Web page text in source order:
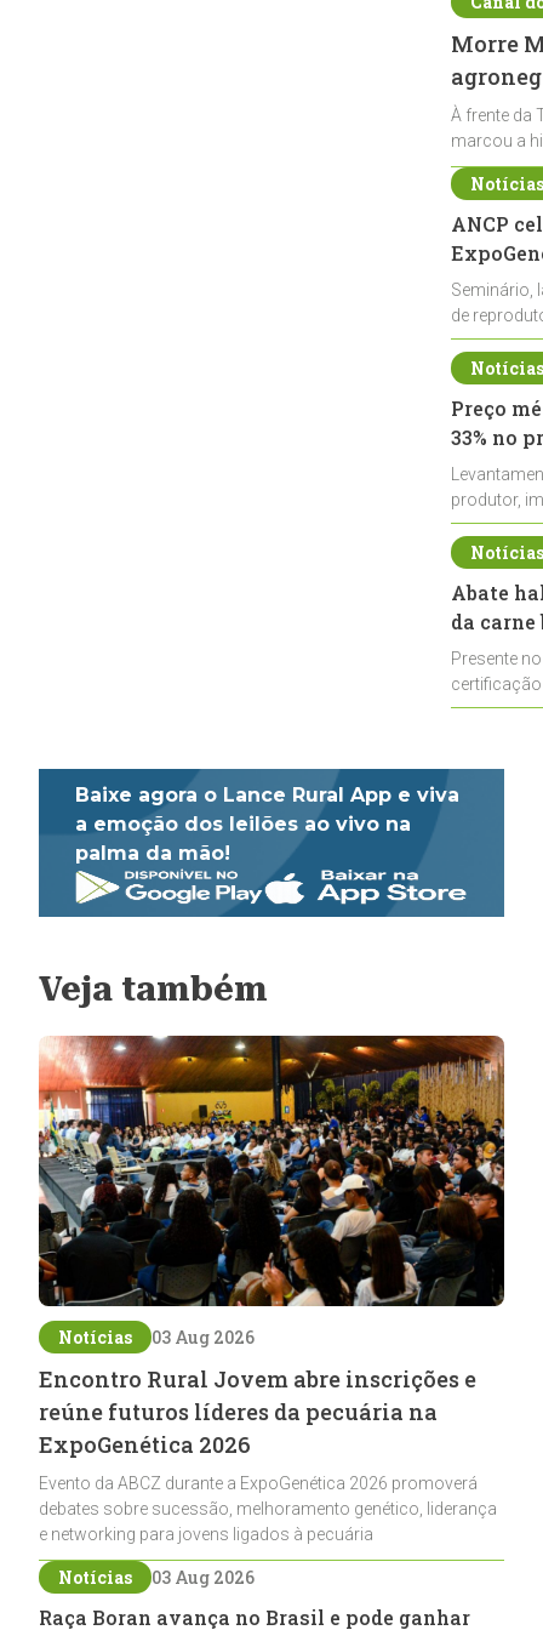
Morre
À frente da
marcou a
ANCP
Seminário,
de
durante a
Preço
33% no
produtor,
de leite cru
Abate
da
Presente
Baixe agora o Lance Rural App e viva
a emoção dos leilões ao vivo na
palma da mão!
Veja também
Notícias 03 Aug 2026
Encontro Rural Jovem abre inscrições e
reúne futuros líderes da pecuária na
ExpoGenética 2026
Evento da ABCZ durante a ExpoGenética 2026 promoverá
debates sobre sucessão, melhoramento genético, liderança
e networking para jovens ligados à pecuária
Notícias 03 Aug 2026
Raça Boran avança no Brasil e pode ganhar